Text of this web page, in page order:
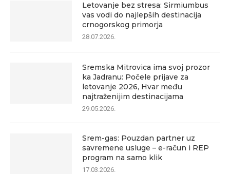
Letovanje bez stresa: Sirmiumbus
vas vodi do najlepših destinacija
crnogorskog primorja
28.07.2026.
Sremska Mitrovica ima svoj prozor
ka Jadranu: Počele prijave za
letovanje 2026, Hvar među
najtraženijim destinacijama
29.05.2026.
Srem-gas: Pouzdan partner uz
savremene usluge – e-račun i REP
program na samo klik
17.03.2026.